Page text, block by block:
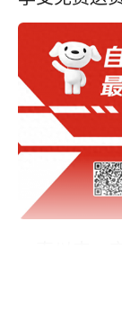
一直以来，
限定时段、